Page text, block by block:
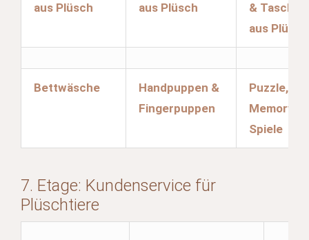
aus Plüsch
aus Plüsch
& Taschen
aus Plüsch
Bettwäsche
Handpuppen &
Fingerpuppen
Puzzle,
Memory &
Spiele
7. Etage: Kundenservice für
Plüschtiere